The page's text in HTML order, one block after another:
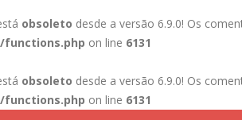
obsoleto desde a versão 6.9.0! Os
functions.php on line 6131
obsoleto desde a versão 6.9.0! Os
functions.php on line 6131